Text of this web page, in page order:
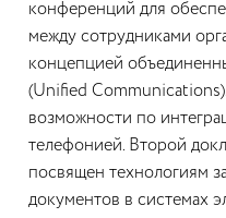
конференций для
между сотрудниками
концепцией
(Unified
возможности по
телефонией. Второй
посвящен технологиям
документов в системах